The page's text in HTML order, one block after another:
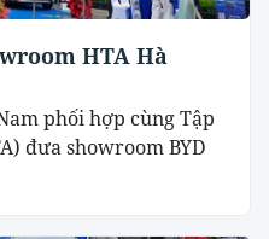
HTA Hà
phối hợp cùng Tập
đưa showroom BYD